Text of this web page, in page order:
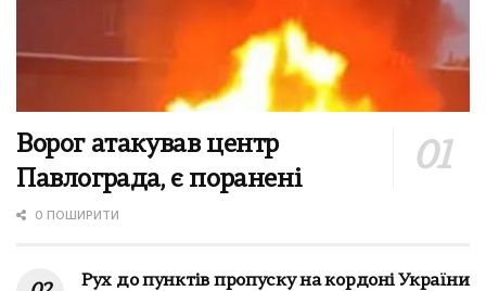
Ворог атакував центр
Павлограда, є поранені
0 ПОШИРИТИ
Рух до пунктів пропуску на кордоні України